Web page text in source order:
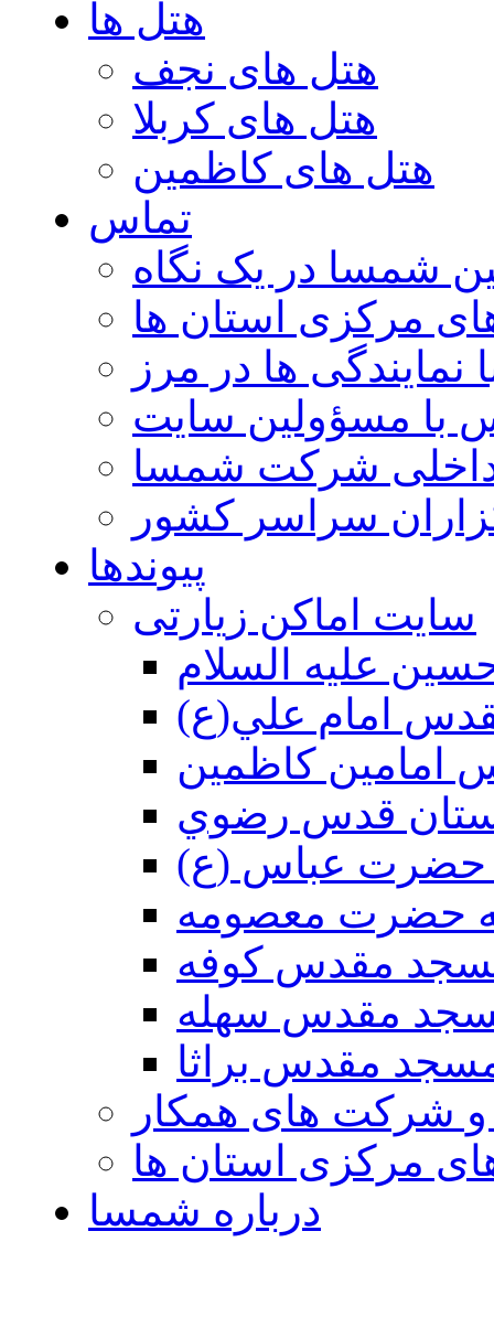
هتل ها
هتل های نجف
هتل های کربلا
هتل های کاظمین
تماس
شمسا در یک نگاه
مرکزی استان ها
نمایندگی ها در مرز
با مسؤولین سایت
شرکت شمسا
سراسر کشور
پیوندها
سایت اماکن زیارتی
عليه السلام
امام علي(ع)
امامين كاظمين
قدس رضوي
حضرت عباس (ع)
حضرت معصومه
مقدس كوفه
مقدس سهله
مقدس براثا
و شرکت های همکار
مرکزی استان ها
درباره شمسا